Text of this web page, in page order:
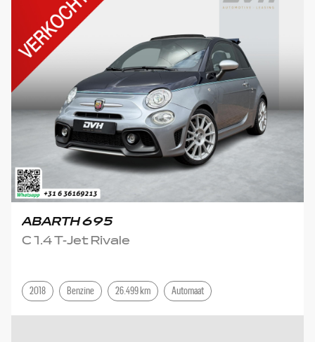
ABARTH 695
C 1.4 T-Jet Rivale
2018 Benzine 26.499 km Automaat